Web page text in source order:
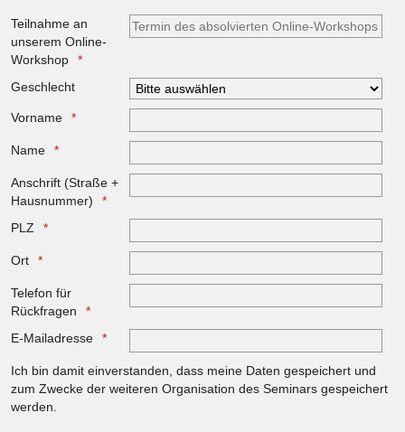
Teilnahme an
unserem Online-
Workshop
Geschlecht
Vorname
Name
Anschrift (Straße +
Hausnummer)
PLZ
Ort
Telefon für
Rückfragen
E-Mailadresse
Ich bin damit einverstanden, dass meine Daten gespeichert und
zum Zwecke der weiteren Organisation des Seminars gespeichert
werden.